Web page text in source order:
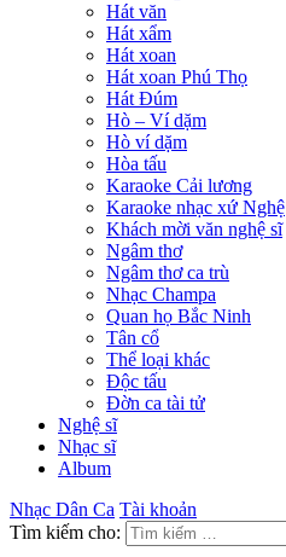
Hát văn
Hát xẩm
Hát xoan
Hát xoan Phú Thọ
Hát Đúm
Hò – Ví dặm
Hò ví dặm
Hòa tấu
Karaoke Cải lương
Karaoke nhạc xứ Nghệ
Khách mời văn nghệ sĩ
Ngâm thơ
Ngâm thơ ca trù
Nhạc Champa
Quan họ Bắc Ninh
Tân cổ
Thể loại khác
Độc tấu
Đờn ca tài tử
Nghệ sĩ
Nhạc sĩ
Album
Nhạc Dân Ca Tài khoản
Tìm kiếm cho: